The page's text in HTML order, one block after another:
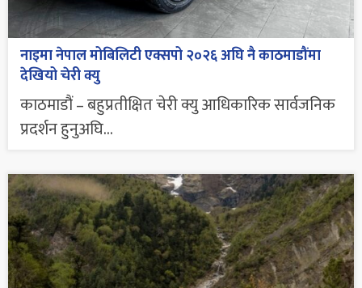
नाइमा नेपाल मोबिलिटी एक्सपो २०२६ अघि नै काठमाडौंमा
देखियो चेरी क्यु
काठमाडौं – बहुप्रतीक्षित चेरी क्यु आधिकारिक सार्वजनिक
प्रदर्शन हुनुअघि...